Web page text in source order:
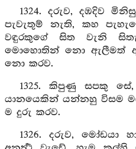
1324. දරුව, දඹදිව
පැවැතුම් නැති, කහ
වඳුරකුගේ සිත වැනි
මොහොතින් නො ඇලීමත්
නො කරව.
1325. කිපුණු සපකු
යානයෙකින් යන්නහු විසම
ම දුරු කරව.
1326. දරුව, මෝඩයා